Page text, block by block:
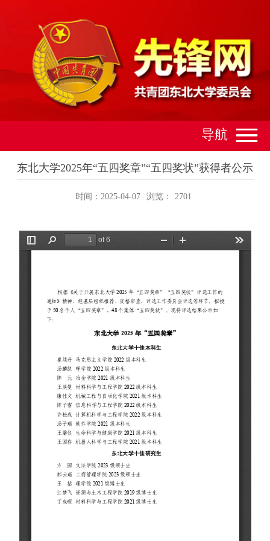
导航
东北大学2025年“五四奖章”“五四奖状”获得者公示
时间：2025-04-07 浏览： 2701